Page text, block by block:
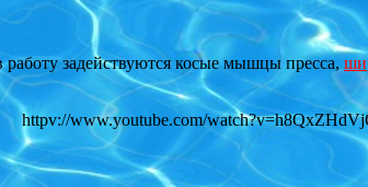
работу задействуются косые мышцы пресса,
httpv://www.youtube.com/